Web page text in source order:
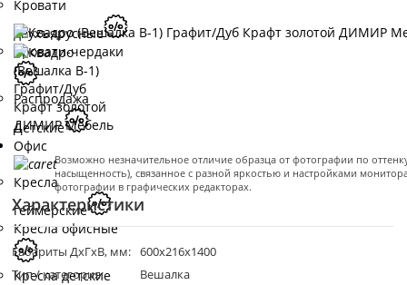
Кровати
двухъярусные
Кровати-чердаки
Распродажа
Детские
Офис
Кресла
геймерские
Кресла офисные
Кресла детские
Возможно незначительное отличие образца от фотографии по
насыщенность), связанное с разной яркостью и настройками
фотографии в графических редакторах.
Характеристики
Габариты ДхГхВ, мм: 600x216х1400
Тип / категория:
Вешалка